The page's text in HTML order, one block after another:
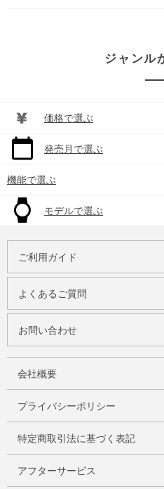
ジャンル
価格で選ぶ
発売月で選ぶ
機能で選ぶ
モデルで選ぶ
ご利用ガイド
よくあるご質問
お問い合わせ
会社概要
プライバシーポリシー
特定商取引法に基づく表記
アフターサービス